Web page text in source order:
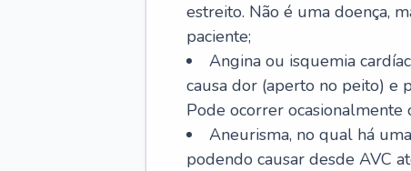
estreito. Não é uma doença,
paciente;
Angina ou isquemia
causa dor (aperto no peito) e
Pode ocorrer ocasionalmente
Aneurisma, no qual há
podendo causar desde AVC